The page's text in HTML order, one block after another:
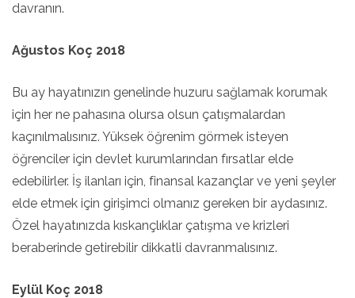
davranın.
Ağustos Koç 2018
Bu ay hayatınızın genelinde huzuru sağlamak korumak
için her ne pahasına olursa olsun çatışmalardan
kaçınılmalısınız. Yüksek öğrenim görmek isteyen
öğrenciler için devlet kurumlarından fırsatlar elde
edebilirler. İş ilanları için, finansal kazançlar ve yeni şeyler
elde etmek için girişimci olmanız gereken bir aydasınız.
Özel hayatınızda kıskançlıklar çatışma ve krizleri
beraberinde getirebilir dikkatli davranmalısınız.
Eylül Koç 2018